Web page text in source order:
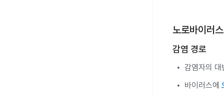
노로바이러
감염 경로
감염자의 대
바이러스에